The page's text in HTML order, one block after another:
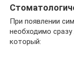
При появлении
необходимо
который: